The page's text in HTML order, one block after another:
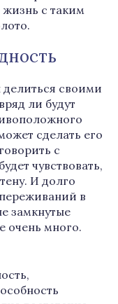
с таким
своими
ли будут
сделать его
с
чувствовать,
И долго
в
замкнутые
очень много.